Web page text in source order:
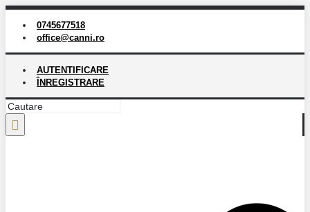
0745677518
office@canni.ro
AUTENTIFICARE
ÎNREGISTRARE